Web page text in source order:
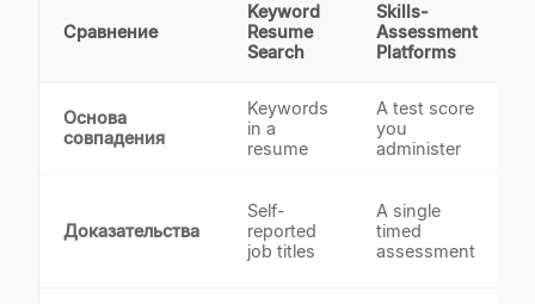
Сравнение
Keyword
Resume
Search
Skills-
Assessment
Platforms
Основа
совпадения
Keywords
in a
resume
A test score
you
administer
Доказательства
Self-
reported
job titles
A single
timed
assessment